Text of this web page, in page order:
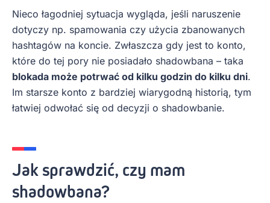
Nieco łagodniej sytuacja wygląda, jeśli naruszenie
dotyczy np. spamowania czy użycia zbanowanych
hashtagów na koncie. Zwłaszcza gdy jest to konto,
które do tej pory nie posiadało shadowbana – taka
blokada może potrwać od kilku godzin do kilku dni.
Im starsze konto z bardziej wiarygodną historią, tym
łatwiej odwołać się od decyzji o shadowbanie.
Jak sprawdzić, czy mam
shadowbana?